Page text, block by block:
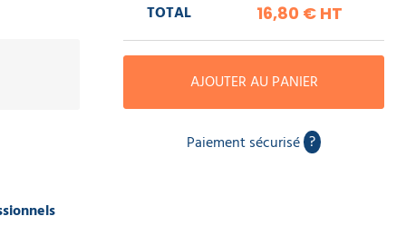
TOTAL 16,80 € HT
AJOUTER AU PANIER
Paiement sécurisé ?